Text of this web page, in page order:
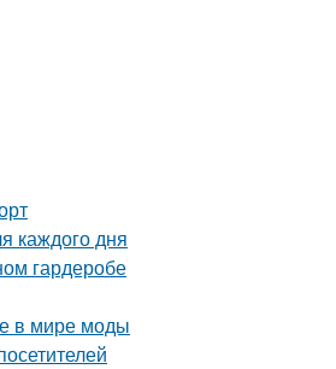
каждого дня
гардеробе
в мире моды